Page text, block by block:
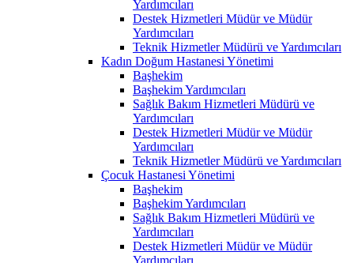
Yardımcıları
Destek Hizmetleri Müdür ve Müdür
Yardımcıları
Teknik Hizmetler Müdürü ve Yardımcıları
Kadın Doğum Hastanesi Yönetimi
Başhekim
Başhekim Yardımcıları
Sağlık Bakım Hizmetleri Müdürü ve
Yardımcıları
Destek Hizmetleri Müdür ve Müdür
Yardımcıları
Teknik Hizmetler Müdürü ve Yardımcıları
Çocuk Hastanesi Yönetimi
Başhekim
Başhekim Yardımcıları
Sağlık Bakım Hizmetleri Müdürü ve
Yardımcıları
Destek Hizmetleri Müdür ve Müdür
Yardımcıları